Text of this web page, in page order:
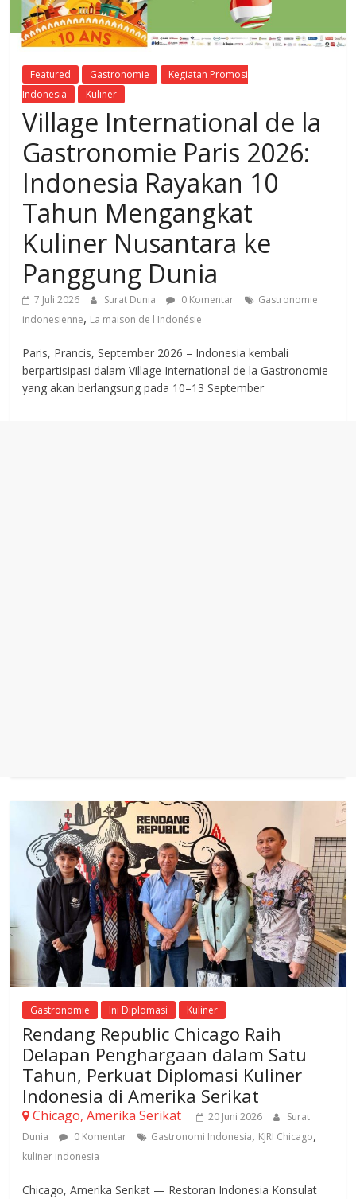
Featured Gastronomie
Kegiatan Promosi
Indonesia
Kuliner
Village International de la
Gastronomie Paris 2026:
Indonesia Rayakan 10
Tahun Mengangkat
Kuliner Nusantara ke
Panggung Dunia
7 Juli 2026 Surat Dunia 0 Komentar
Gastronomie
indonesienne, La maison de l Indonésie
Paris, Prancis, September 2026 – Indonesia kembali
berpartisipasi dalam Village International de la Gastronomie
yang akan berlangsung pada 10–13 September
Gastronomie Ini Diplomasi Kuliner
Rendang Republic Chicago Raih
Delapan Penghargaan dalam Satu
Tahun, Perkuat Diplomasi Kuliner
Indonesia di Amerika Serikat
Chicago, Amerika Serikat 20 Juni 2026
Surat
Dunia
0 Komentar Gastronomi Indonesia, KJRI Chicago,
kuliner indonesia
Chicago, Amerika Serikat — Restoran Indonesia Konsulat